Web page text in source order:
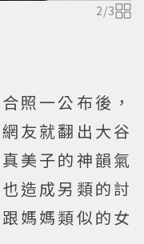
2/3
照一公布後，
友就翻出大谷
美子的神韻氣
造成另類的討
媽媽類似的女